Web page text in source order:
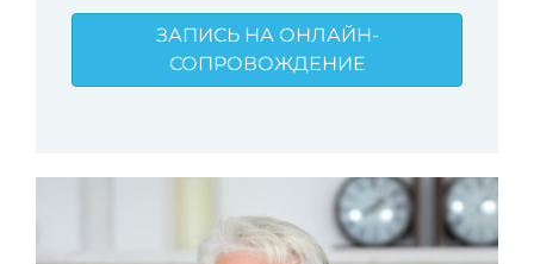
ЗАПИСЬ НА ОНЛАЙН-
СОПРОВОЖДЕНИЕ